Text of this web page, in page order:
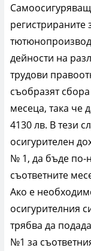
регистрираните
дейности на
трудови
съобразят
месеца, така че
4130 лв. В тези
осигурителен
№ 1, да бъде по-
съответните
Ако е
осигурителния
трябва да
№1 за